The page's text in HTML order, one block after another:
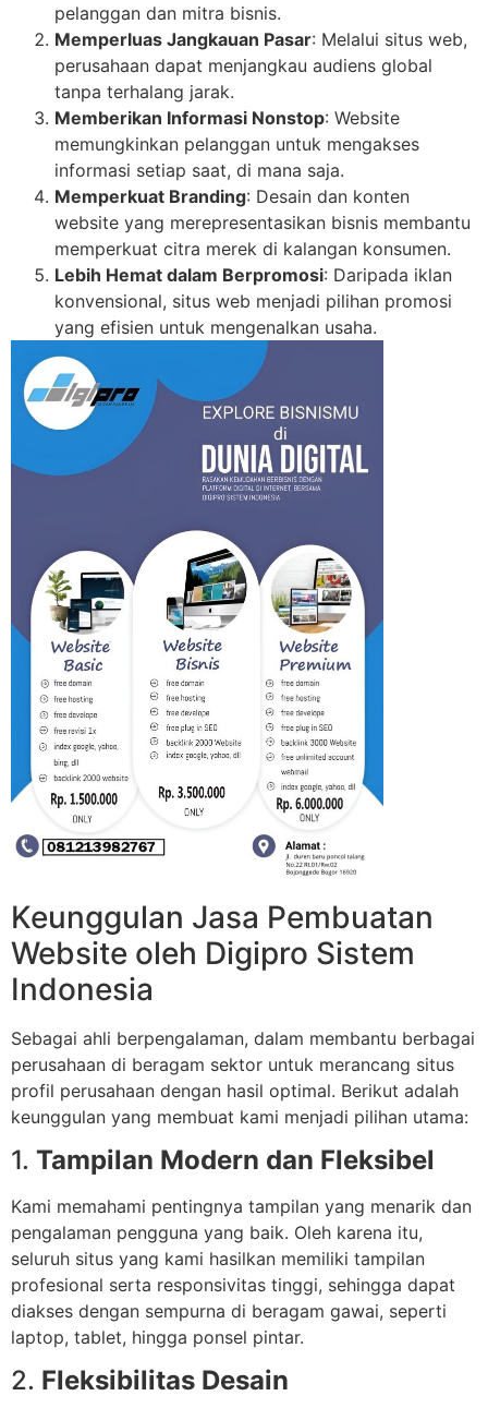
pelanggan dan mitra bisnis.
Memperluas Jangkauan Pasar: Melalui situs web,
perusahaan dapat menjangkau audiens global
tanpa terhalang jarak.
Memberikan Informasi Nonstop: Website
memungkinkan pelanggan untuk mengakses
informasi setiap saat, di mana saja.
Memperkuat Branding: Desain dan konten
website yang merepresentasikan bisnis membantu
memperkuat citra merek di kalangan konsumen.
Lebih Hemat dalam Berpromosi: Daripada iklan
konvensional, situs web menjadi pilihan promosi
yang efisien untuk mengenalkan usaha.
Keunggulan Jasa Pembuatan
Website oleh Digipro Sistem
Indonesia
Sebagai ahli berpengalaman, dalam membantu berbagai
perusahaan di beragam sektor untuk merancang situs
profil perusahaan dengan hasil optimal. Berikut adalah
keunggulan yang membuat kami menjadi pilihan utama:
1. Tampilan Modern dan Fleksibel
Kami memahami pentingnya tampilan yang menarik dan
pengalaman pengguna yang baik. Oleh karena itu,
seluruh situs yang kami hasilkan memiliki tampilan
profesional serta responsivitas tinggi, sehingga dapat
diakses dengan sempurna di beragam gawai, seperti
laptop, tablet, hingga ponsel pintar.
2. Fleksibilitas Desain